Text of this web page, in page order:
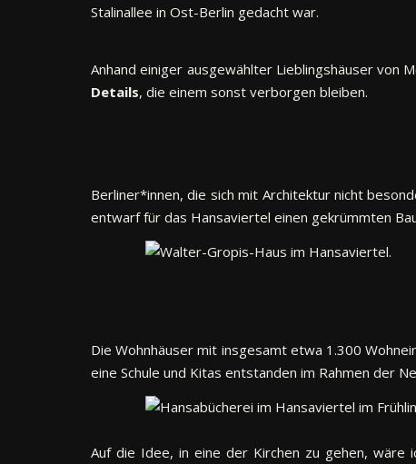
Stalinallee in Ost-Berlin gedacht war.
Anhand einiger ausgewählter Lieblingshäuser von
Details, die einem sonst verborgen bleiben.
Berliner*innen, die sich mit Architektur nicht
entwarf für das Hansaviertel einen gekrümmten
Die Wohnhäuser mit insgesamt etwa 1.300
eine Schule und Kitas entstanden im Rahmen der
Auf die Idee, in eine der Kirchen zu gehen, wäre